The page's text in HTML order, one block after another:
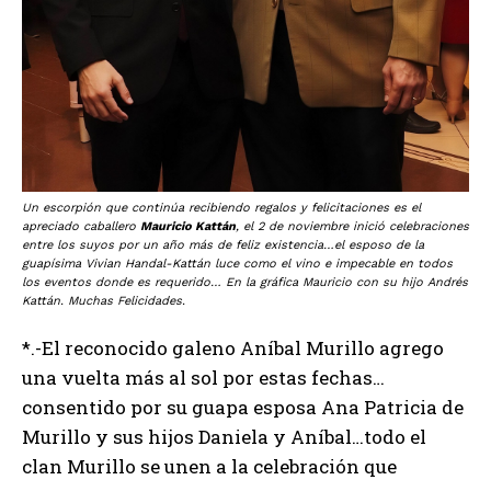
Un escorpión que continúa recibiendo regalos y felicitaciones es el
apreciado caballero Mauricio Kattán, el 2 de noviembre inició celebraciones
entre los suyos por un año más de feliz existencia…el esposo de la
guapísima Vivian Handal-Kattán luce como el vino e impecable en todos
los eventos donde es requerido… En la gráfica Mauricio con su hijo Andrés
Kattán. Muchas Felicidades.
*.-El reconocido galeno Aníbal Murillo agrego
una vuelta más al sol por estas fechas…
consentido por su guapa esposa Ana Patricia de
Murillo y sus hijos Daniela y Aníbal…todo el
clan Murillo se unen a la celebración que